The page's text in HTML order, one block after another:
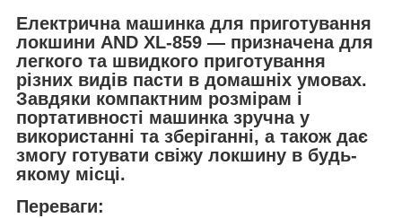
Електрична машинка для приготування
локшини AND XL-859 — призначена для
легкого та швидкого приготування
різних видів пасти в домашніх умовах.
Завдяки компактним розмірам і
портативності машинка зручна у
використанні та зберіганні, а також дає
змогу готувати свіжу локшину в будь-
якому місці.
Переваги: